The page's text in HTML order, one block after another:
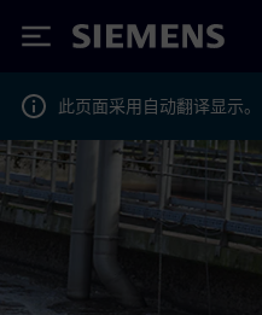
Siemens
此页面采用自动翻译显示。